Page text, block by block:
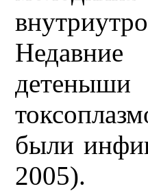
Недавние
детеныши
были
2005).